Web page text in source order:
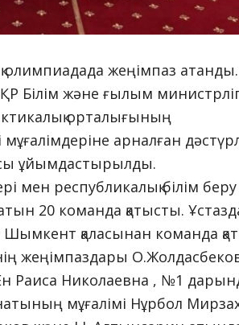
олимпиадада жеңімпаз
Білім және ғылым
орталығының
арналған
ұйымдастырылды.
мен республикалық білім беру
20 команда қатысты.
Шымкент қаласынан команда
жеңімпаздары
Раиса Николаевна , №1
мұғалімі Нұрбол